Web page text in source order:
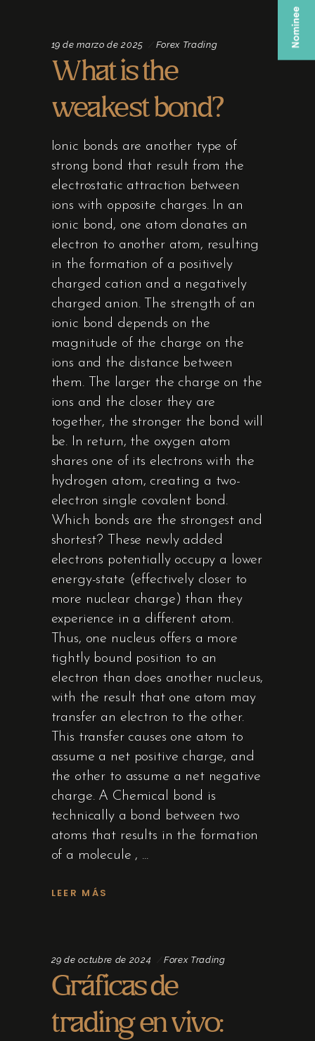
19 de marzo de 2025 Forex Trading
What is the
weakest bond?
Ionic bonds are another type of
strong bond that result from the
electrostatic attraction between
ions with opposite charges. In an
ionic bond, one atom donates an
electron to another atom, resulting
in the formation of a positively
charged cation and a negatively
charged anion. The strength of an
ionic bond depends on the
magnitude of the charge on the
ions and the distance between
them. The larger the charge on the
ions and the closer they are
together, the stronger the bond will
be. In return, the oxygen atom
shares one of its electrons with the
hydrogen atom, creating a two-
electron single covalent bond.
Which bonds are the strongest and
shortest? These newly added
electrons potentially occupy a lower
energy-state (effectively closer to
more nuclear charge) than they
experience in a different atom.
Thus, one nucleus offers a more
tightly bound position to an
electron than does another nucleus,
with the result that one atom may
transfer an electron to the other.
This transfer causes one atom to
assume a net positive charge, and
the other to assume a net negative
charge. A Chemical bond is
technically a bond between two
atoms that results in the formation
of a molecule ,
LEER MÁS
29 de octubre de 2024 Forex Trading
Gráficas de
trading en vivo: